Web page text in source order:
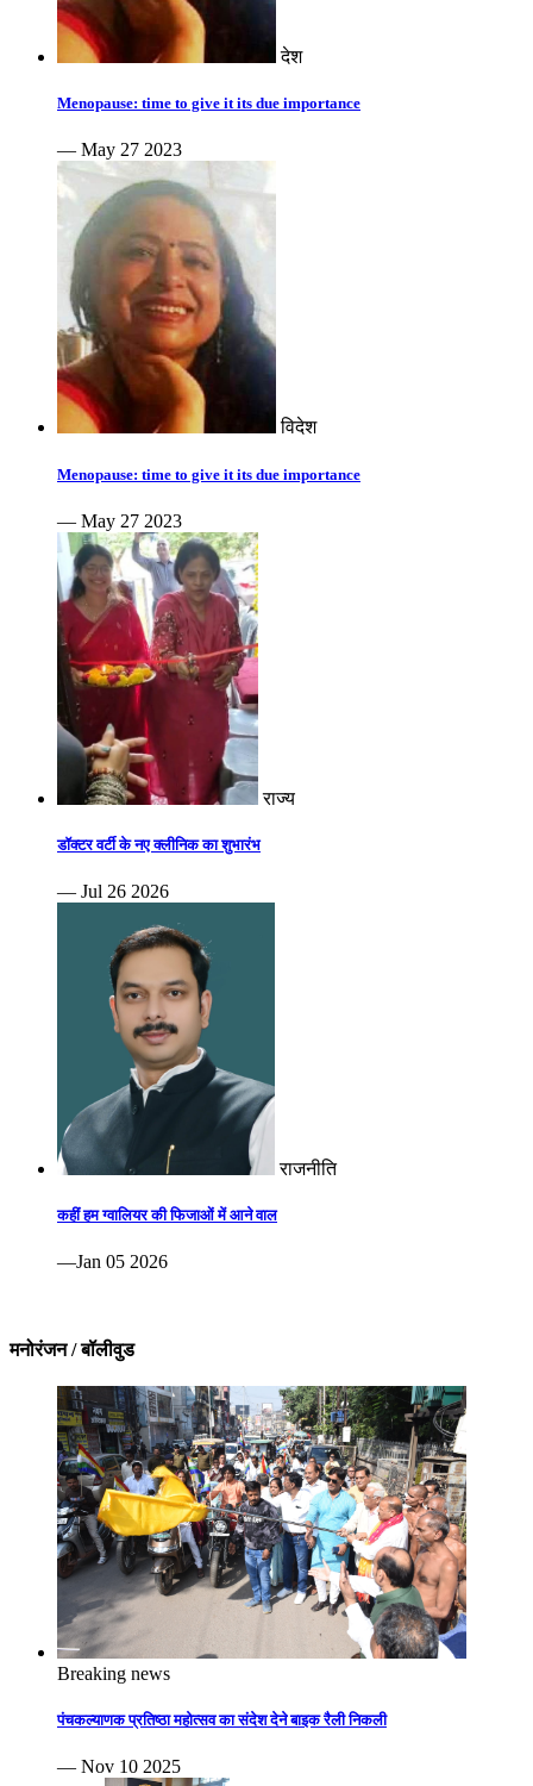
देश
Menopause: time to give it its due importance
— May 27 2023
विदेश
Menopause: time to give it its due importance
— May 27 2023
राज्य
डॉक्टर वर्टी के नए क्लीनिक का शुभारंभ
— Jul 26 2026
राजनीति
कहीं हम ग्वालियर की फिजाओं में आने वाल
—Jan 05 2026
मनोरंजन / बॉलीवुड
Breaking news
पंचकल्याणक प्रतिष्ठा महोत्सव का संदेश देने बाइक रैली निकली
— Nov 10 2025